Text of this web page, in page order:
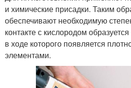
и химические присадки. Таким
обеспечивают необходимую
контакте с кислородом
в ходе которого появляется
элементами.